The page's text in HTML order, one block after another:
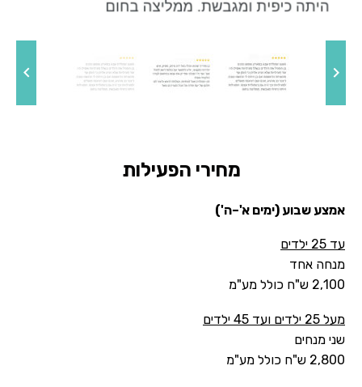
מחירי הפעילות
אמצע שבוע (ימים א'–ה')
עד 25 ילדים
מנחה אחד
2,100 ש"ח כולל מע"מ
מעל 25 ילדים ועד 45 ילדים
שני מנחים
2,800 ש"ח כולל מע"מ